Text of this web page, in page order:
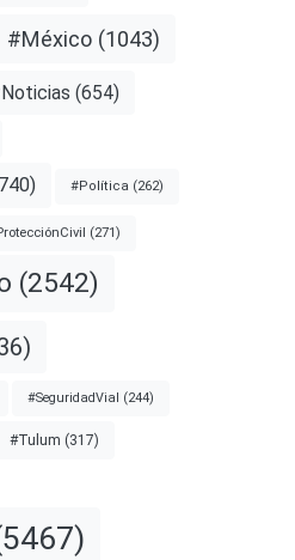
#México (1043)
(654)
#Política (262)
(271)
(2542)
#SeguridadVial (244)
#Tulum (317)